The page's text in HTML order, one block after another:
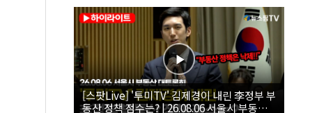
[스팟Live] '투미TV' 김제경이 내린 李정부 부
동산 정책 점수는? | 26.08.06 서울시 부동산